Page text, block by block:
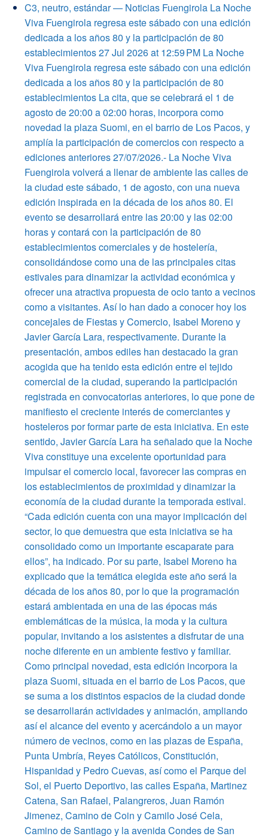
C3, neutro, estándar — Noticias Fuengirola La Noche
Viva Fuengirola regresa este sábado con una edición
dedicada a los años 80 y la participación de 80
establecimientos 27 Jul 2026 at 12:59 PM La Noche
Viva Fuengirola regresa este sábado con una edición
dedicada a los años 80 y la participación de 80
establecimientos La cita, que se celebrará el 1 de
agosto de 20:00 a 02:00 horas, incorpora como
novedad la plaza Suomi, en el barrio de Los Pacos, y
amplía la participación de comercios con respecto a
ediciones anteriores 27/07/2026.- La Noche Viva
Fuengirola volverá a llenar de ambiente las calles de
la ciudad este sábado, 1 de agosto, con una nueva
edición inspirada en la década de los años 80. El
evento se desarrollará entre las 20:00 y las 02:00
horas y contará con la participación de 80
establecimientos comerciales y de hostelería,
consolidándose como una de las principales citas
estivales para dinamizar la actividad económica y
ofrecer una atractiva propuesta de ocio tanto a vecinos
como a visitantes. Así lo han dado a conocer hoy los
concejales de Fiestas y Comercio, Isabel Moreno y
Javier García Lara, respectivamente. Durante la
presentación, ambos ediles han destacado la gran
acogida que ha tenido esta edición entre el tejido
comercial de la ciudad, superando la participación
registrada en convocatorias anteriores, lo que pone de
manifiesto el creciente interés de comerciantes y
hosteleros por formar parte de esta iniciativa. En este
sentido, Javier García Lara ha señalado que la Noche
Viva constituye una excelente oportunidad para
impulsar el comercio local, favorecer las compras en
los establecimientos de proximidad y dinamizar la
economía de la ciudad durante la temporada estival.
“Cada edición cuenta con una mayor implicación del
sector, lo que demuestra que esta iniciativa se ha
consolidado como un importante escaparate para
ellos”, ha indicado. Por su parte, Isabel Moreno ha
explicado que la temática elegida este año será la
década de los años 80, por lo que la programación
estará ambientada en una de las épocas más
emblemáticas de la música, la moda y la cultura
popular, invitando a los asistentes a disfrutar de una
noche diferente en un ambiente festivo y familiar.
Como principal novedad, esta edición incorpora la
plaza Suomi, situada en el barrio de Los Pacos, que
se suma a los distintos espacios de la ciudad donde
se desarrollarán actividades y animación, ampliando
así el alcance del evento y acercándolo a un mayor
número de vecinos, como en las plazas de España,
Punta Umbría, Reyes Católicos, Constitución,
Hispanidad y Pedro Cuevas, así como el Parque del
Sol, el Puerto Deportivo, las calles España, Martinez
Catena, San Rafael, Palangreros, Juan Ramón
Jimenez, Camino de Coin y Camilo José Cela,
Camino de Santiago y la avenida Condes de San